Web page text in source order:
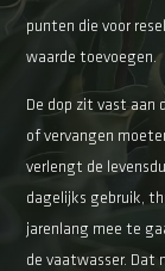
punten die voor
waarde toevoegen.
De dop zit vast aan
of vervangen
verlengt de
dagelijks gebruik,
jarenlang mee te
de vaatwasser. Dat